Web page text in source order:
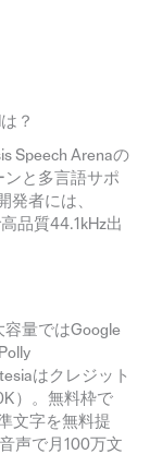
？
Speech Arenaの
と多言語サポ
発者には、
品質44.1kHz出
量ではGoogle
はクレジット
）。無料枠で
文字を無料提
声で月100万文